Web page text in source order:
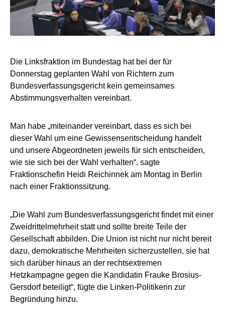
Die Linksfraktion im Bundestag hat bei der für
Donnerstag geplanten Wahl von Richtern zum
Bundesverfassungsgericht kein gemeinsames
Abstimmungsverhalten vereinbart.
Man habe „miteinander vereinbart, dass es sich bei
dieser Wahl um eine Gewissensentscheidung handelt
und unsere Abgeordneten jeweils für sich entscheiden,
wie sie sich bei der Wahl verhalten“, sagte
Fraktionschefin Heidi Reichinnek am Montag in Berlin
nach einer Fraktionssitzung.
„Die Wahl zum Bundesverfassungsgericht findet mit einer
Zweidrittelmehrheit statt und sollte breite Teile der
Gesellschaft abbilden. Die Union ist nicht nur nicht bereit
dazu, demokratische Mehrheiten sicherzustellen, sie hat
sich darüber hinaus an der rechtsextremen
Hetzkampagne gegen die Kandidatin Frauke Brosius-
Gersdorf beteiligt“, fügte die Linken-Politikerin zur
Begründung hinzu.